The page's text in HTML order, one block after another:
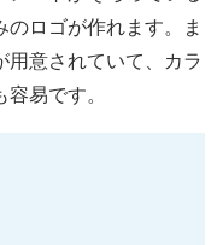
ロゴが作れます。ま
用意されていて、カラ
易です。